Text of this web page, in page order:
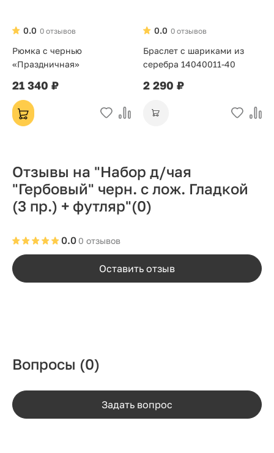
0 отзывов
0.0
Рюмка с чернью
«Праздничная»
21 340 ₽
0 отзывов
0.0
Браслет с шариками из
серебра 14040011-40
2 290 ₽
Отзывы на "Набор д/чая
"Гербовый" черн. с лож. Гладкой
(3 пр.) + футляр"(0)
0 отзывов
0.0
Оставить отзыв
Вопросы (0)
Задать вопрос